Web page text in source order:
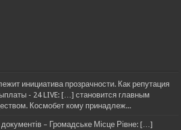
инициатива прозрачности. Как репутация
- 24 LIVE: […] становится главным
Космобет кому принадлеж...
– Громадське Місце Рівне: […]